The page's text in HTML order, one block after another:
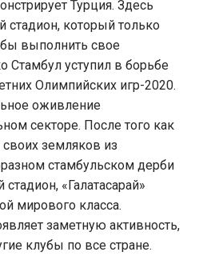
Турция. Здесь
стадион, который только
выполнить свое
Стамбул уступил в борьбе
Олимпийских игр-2020.
оживление
секторе. После того как
земляков из
стамбульском дерби
«Галатасарай»
мирового класса.
заметную активность,
клубы по все стране.